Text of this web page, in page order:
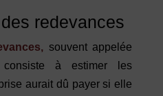
redevances
souvent appelée
consiste à estimer les
aurait dû payer si elle